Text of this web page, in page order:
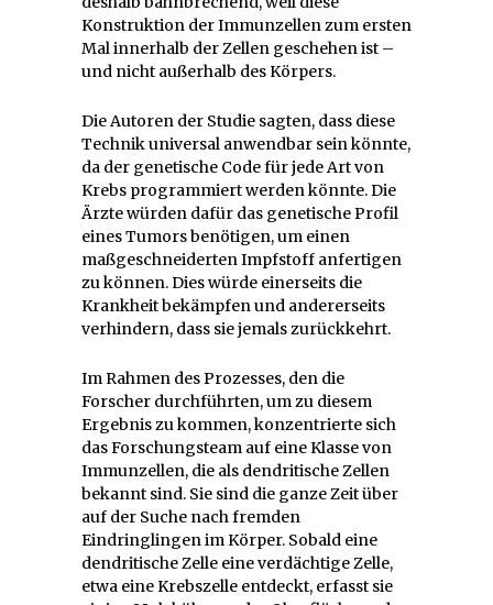
Konstruktion der Immunzellen zum ersten
Mal innerhalb der Zellen geschehen ist –
und nicht außerhalb des Körpers.
Die Autoren der Studie sagten, dass diese
Technik universal anwendbar sein könnte,
da der genetische Code für jede Art von
Krebs programmiert werden könnte. Die
Ärzte würden dafür das genetische Profil
eines Tumors benötigen, um einen
maßgeschneiderten Impfstoff anfertigen
zu können. Dies würde einerseits die
Krankheit bekämpfen und andererseits
verhindern, dass sie jemals zurückkehrt.
Im Rahmen des Prozesses, den die
Forscher durchführten, um zu diesem
Ergebnis zu kommen, konzentrierte sich
das Forschungsteam auf eine Klasse von
Immunzellen, die als dendritische Zellen
bekannt sind. Sie sind die ganze Zeit über
auf der Suche nach fremden
Eindringlingen im Körper. Sobald eine
dendritische Zelle eine verdächtige Zelle,
etwa eine Krebszelle entdeckt, erfasst sie